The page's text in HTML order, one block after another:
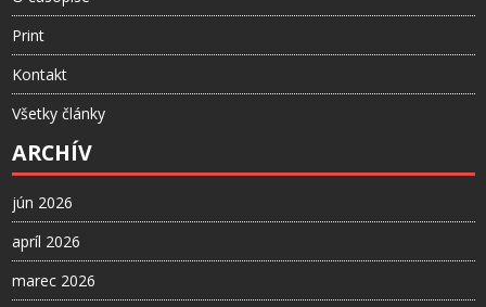
Print
Kontakt
Všetky články
ARCHÍV
jún 2026
apríl 2026
marec 2026